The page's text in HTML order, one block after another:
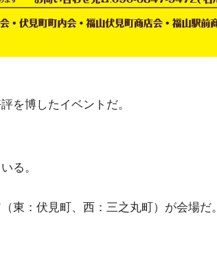
を博したイベントだ。
る。
東：伏見町、西：三之丸町）が会場だ。